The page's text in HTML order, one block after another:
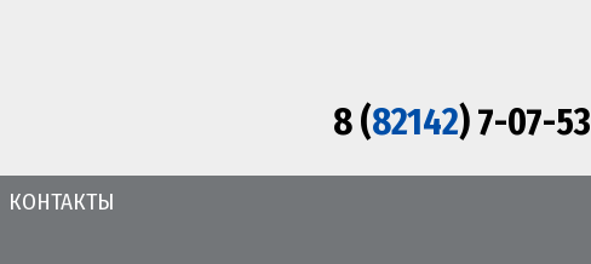
8 (82142) 7-07-53
КОНТАКТЫ